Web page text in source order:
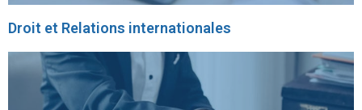
Droit et Relations internationales